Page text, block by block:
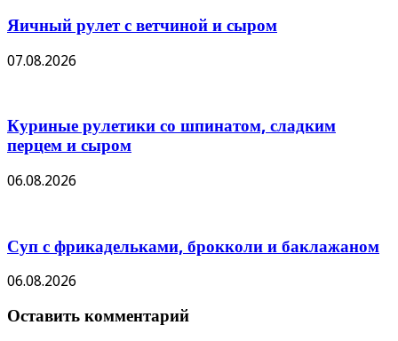
Яичный рулет с ветчиной и сыром
07.08.2026
Куриные рулетики со шпинатом, сладким
перцем и сыром
06.08.2026
Суп с фрикадельками, брокколи и баклажаном
06.08.2026
Оставить комментарий